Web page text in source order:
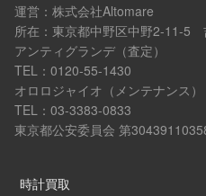
運営： 株式会社Altomare
所在：東京都中野区中野2-11-5
アンティグランデ（査定）
TEL：0120-55-1430
オロロジャイオ（メンテナンス）
TEL：03-3383-0833
東京都公安委員会 第
時計買取